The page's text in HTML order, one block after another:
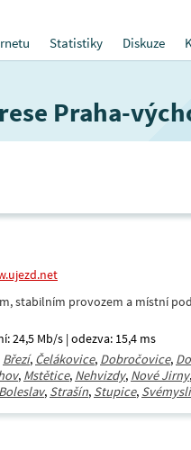
Statistiky Diskuze
Praha-
stabilním provozem a místní
24,5 Mb/s | odezva: 15,4 ms
Březí, Čelákovice, Dobročovice,
, Mstětice, Nehvizdy, Nové Jirny,
, Strašín, Stupice,